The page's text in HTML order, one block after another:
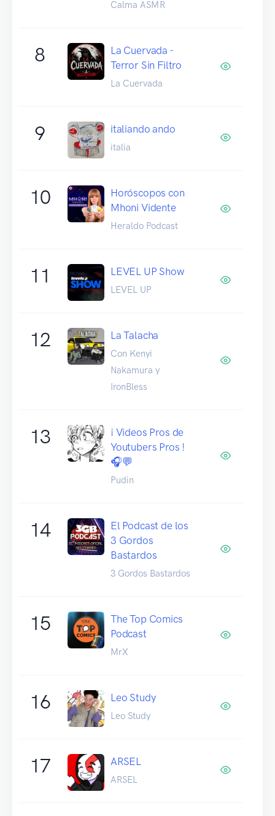
Calma ASMR
8
La Cuervada -
Terror Sin Filtro
La Cuervada
9 italiando ando
italia
10
Horóscopos con
Mhoni Vidente
Heraldo Podcast
11 LEVEL UP Show
LEVEL UP
12 La Talacha
Con Kenyi
Nakamura y
IronBless
13
¡ Videos Pros de
Youtubers Pros !
🎧💬
Pudin
14
El Podcast de los
3 Gordos
Bastardos
3 Gordos Bastardos
15
The Top Comics
Podcast
MrX
16 Leo Study
Leo Study
17 ARSEL
ARSEL